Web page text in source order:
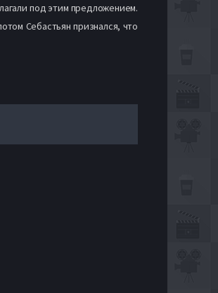
под этим предложением.
Себастьян признался, что